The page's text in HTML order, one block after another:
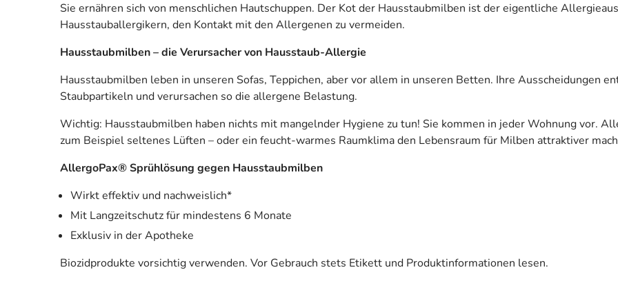
Sie ernähren sich von menschlichen Hautschuppen. Der Kot der Hausstaubmilben ist der eigentliche
Hausstauballergikern, den Kontakt mit den Allergenen zu vermeiden.
Hausstaubmilben – die Verursacher von Hausstaub-Allergie
Hausstaubmilben leben in unseren Sofas, Teppichen, aber vor allem in unseren Betten. Ihre Ausscheidungen
Staubpartikeln und verursachen so die allergene Belastung.
Wichtig: Hausstaubmilben haben nichts mit mangelnder Hygiene zu tun! Sie kommen in jeder Wohnung vor.
zum Beispiel seltenes Lüften – oder ein feucht-warmes Raumklima den Lebensraum für Milben attraktiver
AllergoPax® Sprühlösung gegen Hausstaubmilben
Wirkt effektiv und nachweislich*
Mit Langzeitschutz für mindestens 6 Monate
Exklusiv in der Apotheke
Biozidprodukte vorsichtig verwenden. Vor Gebrauch stets Etikett und Produktinformationen lesen.